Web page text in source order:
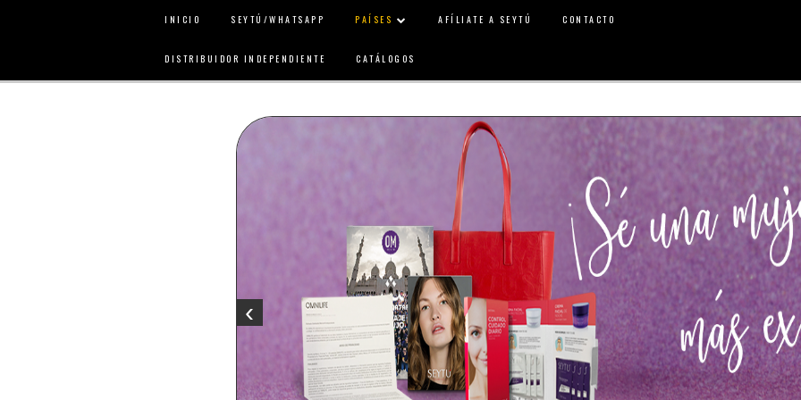
INICIO SEYTÚ/WHATSAPP PAÍSES AFÍLIATE A SEYTÚ CONTACTO
DISTRIBUIDOR INDEPENDIENTE CATÁLOGOS
‹